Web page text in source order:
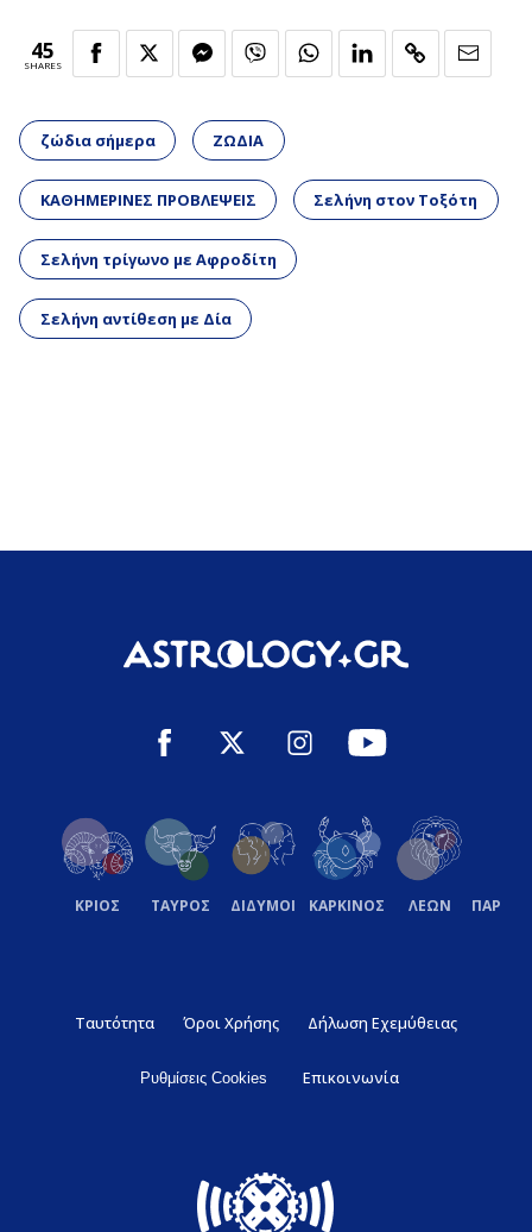
45
SHARES
ζώδια σήμερα ΖΩΔΙΑ
ΚΑΘΗΜΕΡΙΝΕΣ ΠΡΟΒΛΕΨΕΙΣ Σελήνη στον Τοξότη
Σελήνη τρίγωνο με Αφροδίτη
Σελήνη αντίθεση με Δία
ΚΡΙΟΣ ΤΑΥΡΟΣ ΔΙΔΥΜΟΙ ΚΑΡΚΙΝΟΣ ΛΕΩΝ
Ταυτότητα Όροι Χρήσης Δήλωση Εχεμύθειας
Ρυθμίσεις Cookies Επικοινωνία